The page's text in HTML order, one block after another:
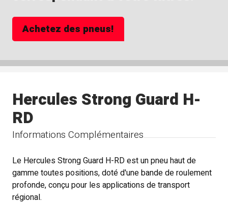
Achetez des pneus!
Informations Complémentaires
Hercules Strong Guard H-
RD
Le Hercules Strong Guard H-RD est un pneu haut de
gamme toutes positions, doté d'une bande de roulement
profonde, conçu pour les applications de transport
régional.